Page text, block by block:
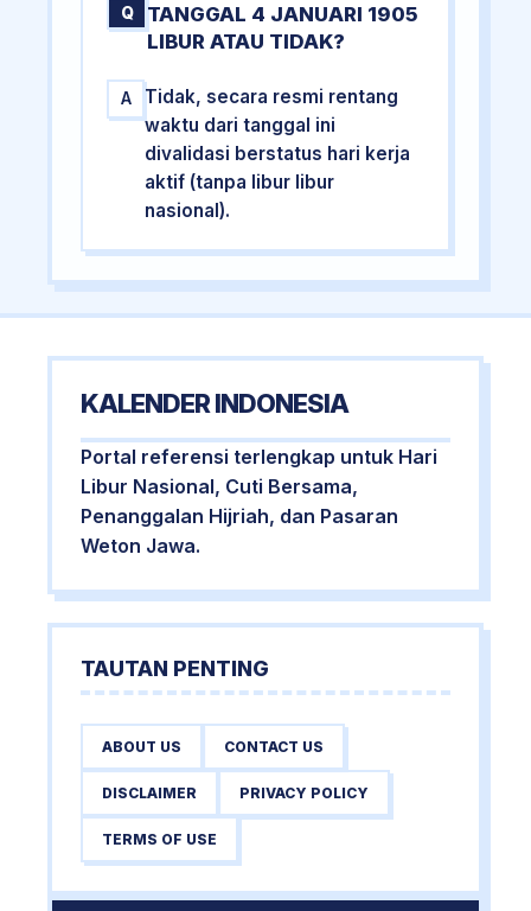
Q
TANGGAL 4 JANUARI 1905
LIBUR ATAU TIDAK?
A
Tidak, secara resmi rentang
waktu dari tanggal ini
divalidasi berstatus hari kerja
aktif (tanpa libur libur
nasional).
KALENDER INDONESIA
Portal referensi terlengkap untuk Hari
Libur Nasional, Cuti Bersama,
Penanggalan Hijriah, dan Pasaran
Weton Jawa.
TAUTAN PENTING
ABOUT US CONTACT US
DISCLAIMER PRIVACY POLICY
TERMS OF USE